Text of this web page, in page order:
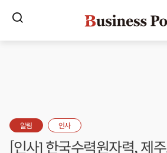
알림 인사
[인사] 한국수력원자력, 제